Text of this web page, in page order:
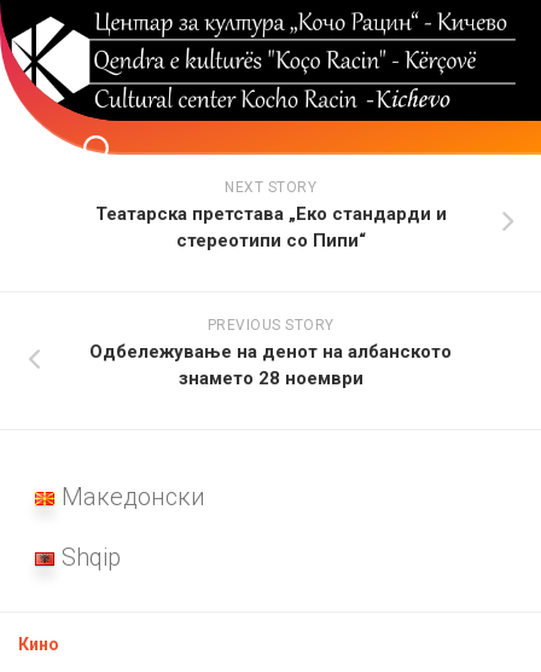
Skip
to
content
NEXT STORY
Театарска претстава „Еко стандарди и
стереотипи со Пипи“
PREVIOUS STORY
Одбележување на денот на албанското
знамето 28 ноември
Македонски
Shqip
Кино